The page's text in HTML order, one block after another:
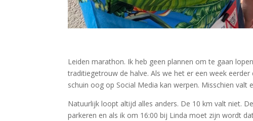
Leiden marathon. Ik heb geen plannen om te gaan
traditiegetrouw de halve. Als we het er een week
schuin oog op Social Media kan werpen. Misschien
Natuurlijk loopt altijd alles anders. De 10 km valt niet.
parkeren en als ik om 16:00 bij Linda moet zijn wordt